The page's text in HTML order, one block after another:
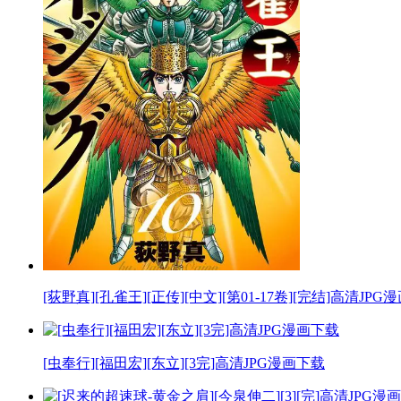
[荻野真][孔雀王][正传][中文][第01-17卷][完结]高清JPG漫
[虫奉行][福田宏][东立][3完]高清JPG漫画下载